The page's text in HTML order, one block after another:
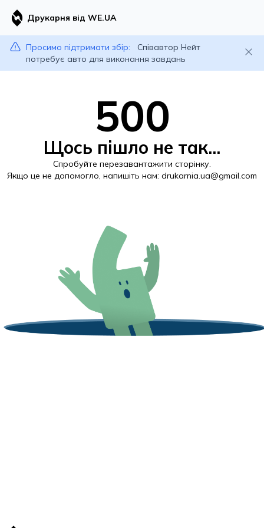
Друкарня від WE.UA
Просимо підтримати збір:
Співавтор Нейт
потребує авто для виконання завдань
500
Щось пішло не так...
Спробуйте перезавантажити сторінку.
Якщо це не допомогло, напишіть нам: drukarnia.ua@gmail.com